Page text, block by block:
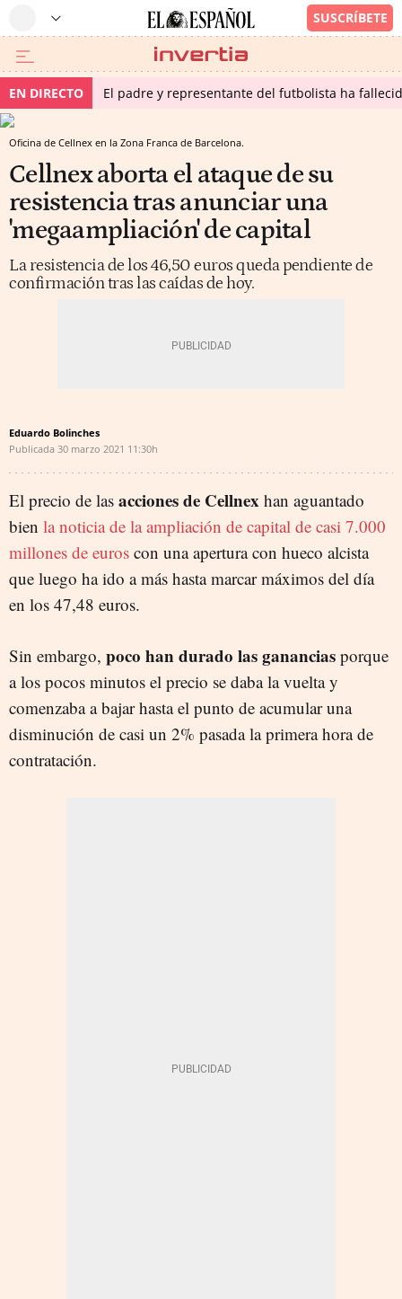
EN DIRECTO El padre y representante del futbolista ha
Oficina de Cellnex en la Zona Franca de Barcelona.
Cellnex aborta el ataque de su
resistencia tras anunciar una
'megaampliación' de capital
La resistencia de los 46,50 euros queda pendiente de
confirmación tras las caídas de hoy.
Eduardo Bolinches
Publicada 30 marzo 2021 11:30h
El precio de las acciones de Cellnex han aguantado
bien la noticia de la ampliación de capital de casi 7.000
millones de euros con una apertura con hueco alcista
que luego ha ido a más hasta marcar máximos del día
en los 47,48 euros.
Sin embargo, poco han durado las ganancias porque
a los pocos minutos el precio se daba la vuelta y
comenzaba a bajar hasta el punto de acumular una
disminución de casi un 2% pasada la primera hora de
contratación.